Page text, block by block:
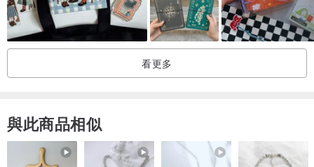
【內頁樣式】
作者資訊 ｜ Contact Info
夢想欄 ｜ Future Plans
‧ 習慣養成 ｜ Habit Tracker
‧ 週計畫 ｜ Weekly Planner
看更多
與此商品相似